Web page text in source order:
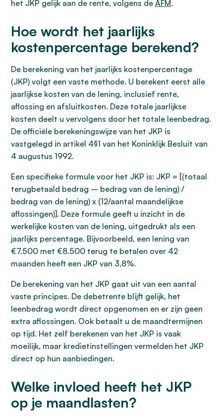
het JKP gelijk aan de rente, volgens de AFM.
Hoe wordt het jaarlijks
kostenpercentage berekend?
De berekening van het jaarlijks kostenpercentage
(JKP) volgt een vaste methode. U berekent eerst alle
jaarlijkse kosten van de lening, inclusief rente,
aflossing en afsluitkosten. Deze totale jaarlijkse
kosten deelt u vervolgens door het totale leenbedrag.
De officiële berekeningswijze van het JKP is
vastgelegd in artikel 4§1 van het Koninklijk Besluit van
4 augustus 1992.
Een specifieke formule voor het JKP is: JKP = [(totaal
terugbetaald bedrag – bedrag van de lening) /
bedrag van de lening) x (12/aantal maandelijkse
aflossingen)]. Deze formule geeft u inzicht in de
werkelijke kosten van de lening, uitgedrukt als een
jaarlijks percentage. Bijvoorbeeld, een lening van
€7.500 met €8.500 terug te betalen over 42
maanden heeft een JKP van 3,8%.
De berekening van het JKP gaat uit van een aantal
vaste principes. De debetrente blijft gelijk, het
leenbedrag wordt direct opgenomen en er zijn geen
extra aflossingen. Ook betaalt u de maandtermijnen
op tijd. Het zelf berekenen van het JKP is vaak
moeilijk, maar kredietinstellingen vermelden het JKP
direct op hun aanbiedingen.
Welke invloed heeft het JKP
op je maandlasten?